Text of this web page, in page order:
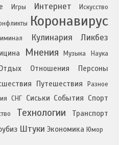
Игры Интернет Искусство
Коронавирус
Кулинария Ликбез
Мнения Музыка Наука
Отношения Персоны
Путешествия
Разное
СНГ Сиськи События Спорт
Технологии Транспорт
Штуки Экономика Юмор